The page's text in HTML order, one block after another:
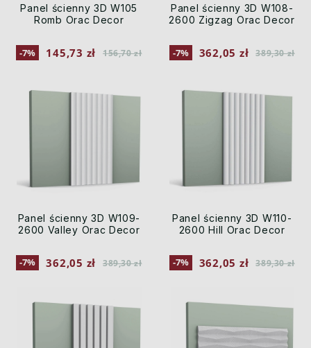
Panel ścienny 3D W105
Romb Orac Decor
-7% 145,73 zł 156,70 zł
Panel ścienny 3D W108-
2600 Zigzag Orac Decor
-7% 362,05 zł 389,30 zł
Panel ścienny 3D W109-
2600 Valley Orac Decor
-7% 362,05 zł 389,30 zł
Panel ścienny 3D W110-
2600 Hill Orac Decor
-7% 362,05 zł 389,30 zł